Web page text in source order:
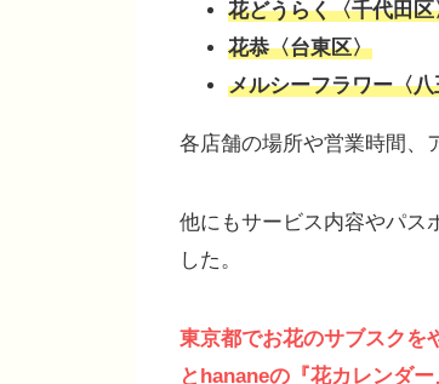
花どうらく〈千代田区
花恭〈台東区〉
メルシーフラワー〈
各店舗の場所や営業時間、
他にもサービス内容やパス
した。
東京都でお花のサブスクを
とhananeの『花カレンダー